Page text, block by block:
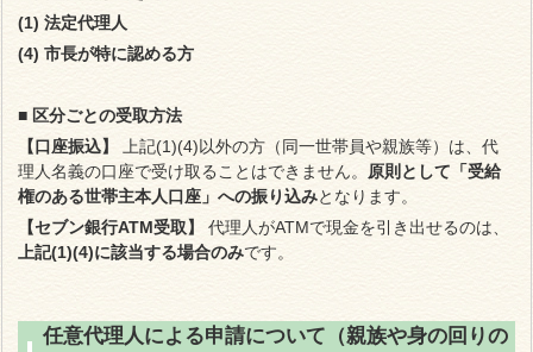
(1) 法定代理人
(4) 市長が特に認める方
■ 区分ごとの受取方法
【口座振込】
上記(1)(4)以外の方（同一世帯員や親族等）は、代
理人名義の口座で受け取ることはできません。 原則として「受給
権のある世帯主本人口座」への振り込みとなります。
【セブン銀行ATM受取】
代理人がATMで現金を引き出せるのは、
上記(1)(4)に該当する場合のみです。
任意代理人による申請について（親族や身の回りの